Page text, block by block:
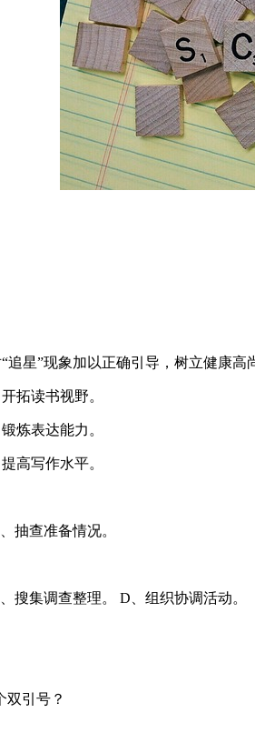
星”现象加以正确引导，树立健康高
拓读书视野。
炼表达能力。
高写作水平。
抽查准备情况。
搜集调查整理。 D、组织协调活动。
双引号？